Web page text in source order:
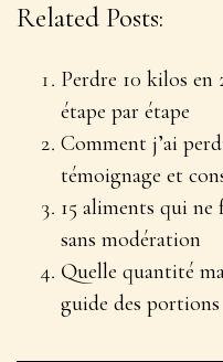
Related Posts:
Perdre 10 kilos
étape par étape
Comment j’ai
témoignage et
15 aliments qui
sans modération
Quelle quantité
guide des portions